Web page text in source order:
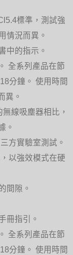
標準，測試強
情況而異。
中的指示。
全系列產品在節
分鐘。 使用時間
異。
線吸塵器相比，
。
方實驗室測試。
以強效模式在硬
間隙。
冊指引。
全系列產品在節
分鐘。 使用時間